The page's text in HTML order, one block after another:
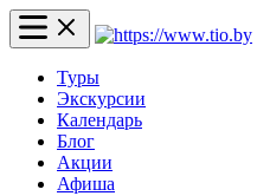
Туры
Экскурсии
Календарь
Блог
Акции
Афиша